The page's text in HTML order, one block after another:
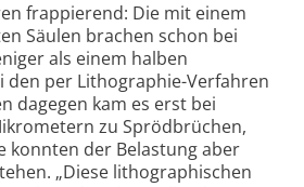
frappierend: Die mit einem
Säulen brachen schon bei
als einem halben
den per Lithographie-​​Verfahren
dagegen kam es erst bei
zu Sprödbrüchen,
konnten der Belastung aber
„Diese litho­graphischen